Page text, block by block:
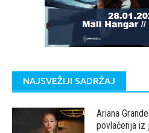
NAJSVEŽIJI SADRŽAJ
Ariana
povlačenja iz